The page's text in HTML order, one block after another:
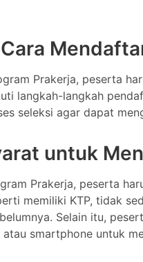
Prakerja, peserta
langkah-langkah
seleksi agar dapat
untuk
Prakerja, peserta
memiliki KTP, tidak
Selain itu,
smartphone untuk